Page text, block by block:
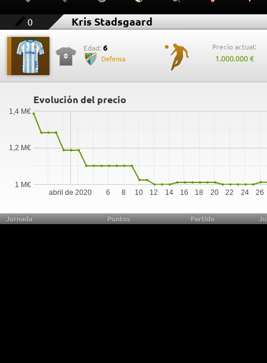
0 Kris Stadsgaard
0
Edad: 6
Defensa
Precio actual:
1.000.000 €
Evolución del precio
abril de 2020 6 8 10 12 14 16 18 20 22 24 26
1 M€
1,2 M€
1,4 M€
Jornada Puntos Partido